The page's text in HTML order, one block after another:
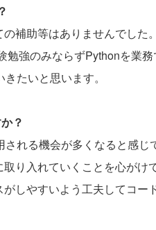
補助等はありませんでした。
強のみならずPythonを業
たいと思います。
？
れる機会が多くなると感じ
り入れていくことを心がけ
しやすいよう工夫してコー